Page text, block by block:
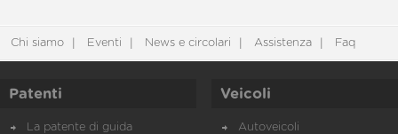
Chi siamo Eventi News e circolari Assistenza Faq
Patenti
La patente di guida
Veicoli
Autoveicoli